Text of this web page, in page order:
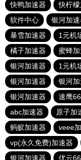
快鸭加速器
快柠
软件中心
银河加速
暴雪加速器
1元机
橘子加速器
蜜蜂
银河加速器
1元机
银河加速器
银河
银河加速器
速鹰
abc加速器
原子加
蚂蚁加速器
veee
vp(永久免费)加速器
银河加速器
优云